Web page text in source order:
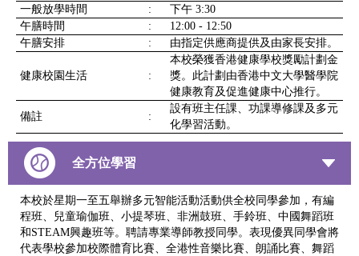
一般放學時間
:
下午 3:30
午膳時間
:
12:00 - 12:50
午膳安排
: 由指定供應商提供及由家長安排。
健康校園生活 :
本校榮獲香港健康學校獎勵計劃金
獎。此計劃由香港中文大學醫學院
健康教育及促進健康中心推行。
備註 :
設有班主任課、功課導修課及多元
化學習活動。
全方位學習
本校於星期一至五舉辦多元智能活動活動供全校同學參加，有編
程班、兒童瑜伽班、小提琴班、非洲鼓班、手鈴班、中國舞蹈班
和STEAM興趣班等。聘請專業導師教授同學。表現優異同學會將
代表學校參加校際體育比賽、全港性音樂比賽、朗誦比賽、舞蹈